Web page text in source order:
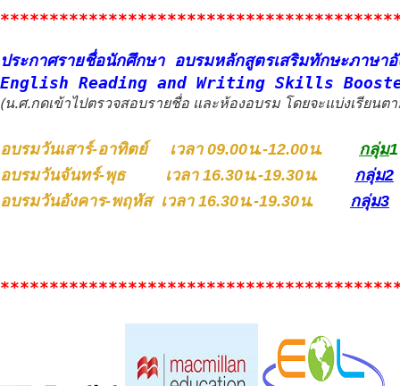
ประกาศรายชื่อนักศึกษา อบรมหลักสูตรเสริมทักษะภาษา
English Reading and Writing Skills
(น.ศ.กดเข้าไปตรวจสอบรายชื่อ และห้องอบรม โดยจะแบ่งเรียนต
อบรมวันเสาร์-อาทิตย์ เวลา 09.00น.-12.00น. กลุ่ม1
อบรมวันจันทร์-พุธ เวลา 16.30น.-19.30น.
กลุ่ม2
อบรมวันอังคาร-พฤหัส เวลา 16.30น.-19.30น.
กลุ่ม3